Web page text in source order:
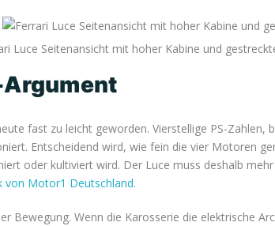
Luce Seitenansicht mit hoher Kabine und
fast zu leicht geworden. Vierstellige PS-
Entscheidend wird, wie fein die vier Motoren
oder kultiviert wird. Der Luce muss deshalb
von Motor1 Deutschland.
Bewegung. Wenn die Karosserie die elektrische